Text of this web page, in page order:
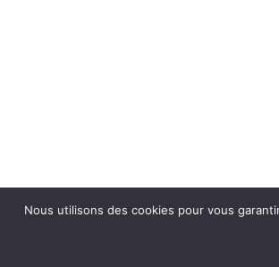
Nous utilisons des cookies pour vous